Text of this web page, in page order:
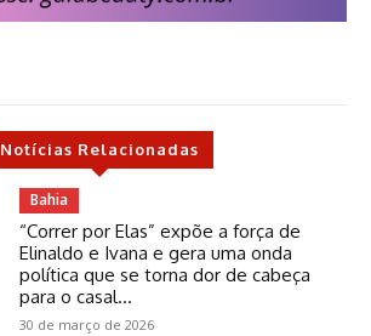
Notícias Relacionadas
Bahia
“Correr por Elas” expõe a força de
Elinaldo e Ivana e gera uma onda
política que se torna dor de cabeça
para o casal...
30 de março de 2026